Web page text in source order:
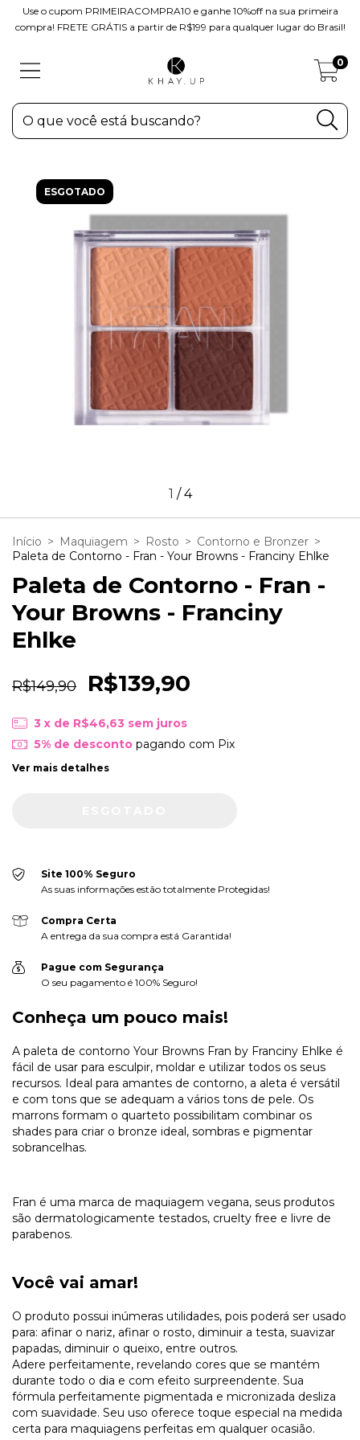
Use o cupom PRIMEIRACOMPRA10 e ganhe 10%off na sua primeira
compra! FRETE GRÁTIS a partir de R$199 para qualquer lugar do Brasil!
0
ESGOTADO
1 /4
Início > Maquiagem > Rosto > Contorno e Bronzer >
Paleta de Contorno - Fran - Your Browns - Franciny Ehlke
Paleta de Contorno - Fran -
Your Browns - Franciny
Ehlke
R$149,90 R$139,90
3 x de R$46,63 sem juros
5% de descontopagando com Pix
Ver mais detalhes
Site 100% Seguro
As suas informações estão totalmente Protegidas!
Compra Certa
A entrega da sua compra está Garantida!
Pague com Segurança
O seu pagamento é 100% Seguro!
Conheça um pouco mais!
A paleta de contorno Your Browns Fran by Franciny Ehlke é
fácil de usar para esculpir, moldar e utilizar todos os seus
recursos. Ideal para amantes de contorno, a aleta é versátil
e com tons que se adequam a vários tons de pele. Os
marrons formam o quarteto possibilitam combinar os
shades para criar o bronze ideal, sombras e pigmentar
sobrancelhas.
Fran é uma marca de maquiagem vegana, seus produtos
são dermatologicamente testados, cruelty free e livre de
parabenos.
Você vai amar!
O produto possui inúmeras utilidades, pois poderá ser usado
para: afinar o nariz, afinar o rosto, diminuir a testa, suavizar
papadas, diminuir o queixo, entre outros.
Adere perfeitamente, revelando cores que se mantém
durante todo o dia e com efeito surpreendente. Sua
fórmula perfeitamente pigmentada e micronizada desliza
com suavidade. Seu uso oferece toque especial na medida
certa para maquiagens perfeitas em qualquer ocasião.